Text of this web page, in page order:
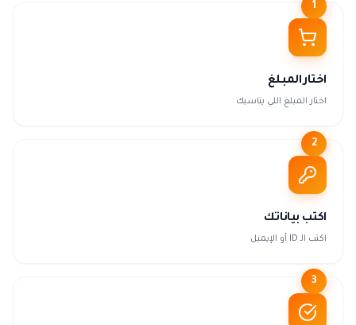
1
اختار المبلغ
اختار المبلغ اللي يناسبك
2
اكتب بياناتك
اكتب الـ ID أو الإيميل
3